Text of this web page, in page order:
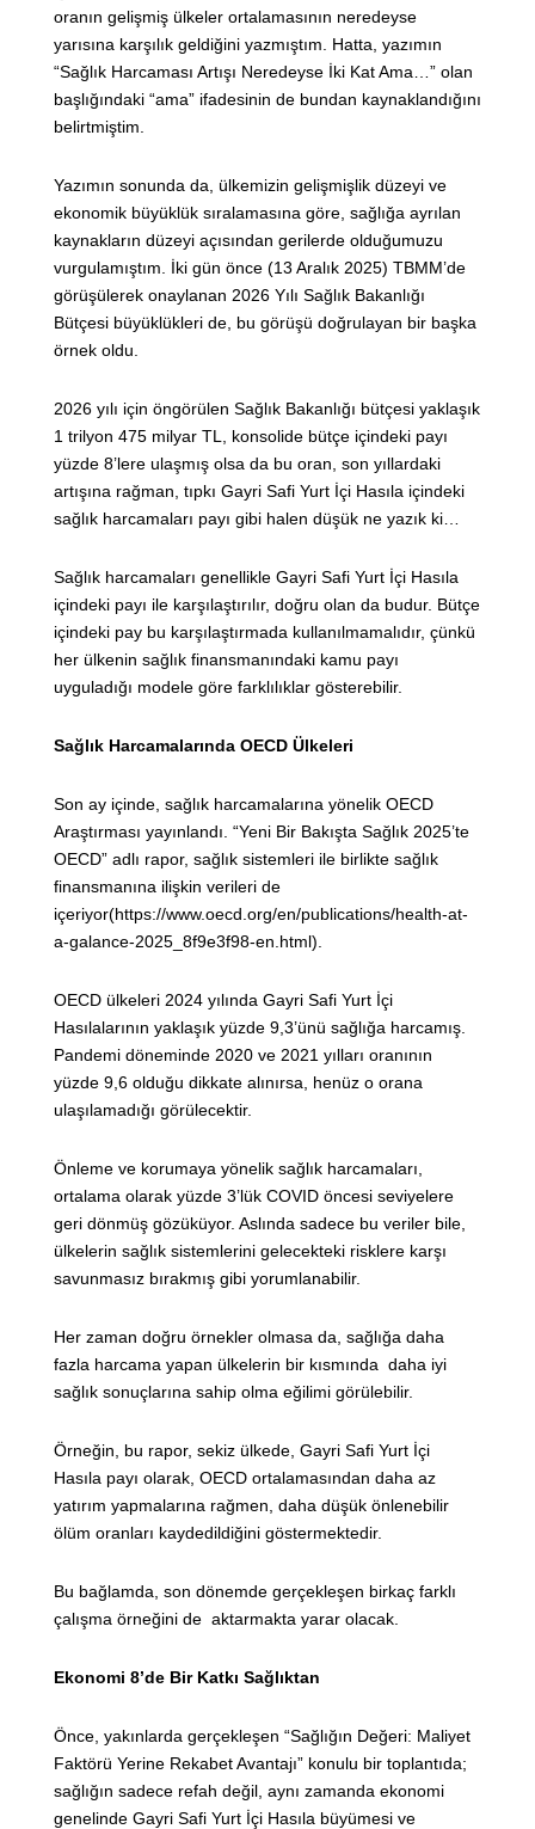
oranın gelişmiş ülkeler ortalamasının neredeyse
yarısına karşılık geldiğini yazmıştım. Hatta, yazımın
“Sağlık Harcaması Artışı Neredeyse İki Kat Ama…” olan
başlığındaki “ama” ifadesinin de bundan kaynaklandığını
belirtmiştim.
Yazımın sonunda da, ülkemizin gelişmişlik düzeyi ve
ekonomik büyüklük sıralamasına göre, sağlığa ayrılan
kaynakların düzeyi açısından gerilerde olduğumuzu
vurgulamıştım. İki gün önce (13 Aralık 2025) TBMM’de
görüşülerek onaylanan 2026 Yılı Sağlık Bakanlığı
Bütçesi büyüklükleri de, bu görüşü doğrulayan bir başka
örnek oldu.
2026 yılı için öngörülen Sağlık Bakanlığı bütçesi yaklaşık
1 trilyon 475 milyar TL, konsolide bütçe içindeki payı
yüzde 8’lere ulaşmış olsa da bu oran, son yıllardaki
artışına rağman, tıpkı Gayri Safi Yurt İçi Hasıla içindeki
sağlık harcamaları payı gibi halen düşük ne yazık ki…
Sağlık harcamaları genellikle Gayri Safi Yurt İçi Hasıla
içindeki payı ile karşılaştırılır, doğru olan da budur. Bütçe
içindeki pay bu karşılaştırmada kullanılmamalıdır, çünkü
her ülkenin sağlık finansmanındaki kamu payı
uyguladığı modele göre farklılıklar gösterebilir.
Sağlık Harcamalarında OECD Ülkeleri
Son ay içinde, sağlık harcamalarına yönelik OECD
Araştırması yayınlandı. “Yeni Bir Bakışta Sağlık 2025’te
OECD” adlı rapor, sağlık sistemleri ile birlikte sağlık
finansmanına ilişkin verileri de
içeriyor(https://www.oecd.org/en/publications/health-at-
a-galance-2025_8f9e3f98-en.html).
OECD ülkeleri 2024 yılında Gayri Safi Yurt İçi
Hasılalarının yaklaşık yüzde 9,3’ünü sağlığa harcamış.
Pandemi döneminde 2020 ve 2021 yılları oranının
yüzde 9,6 olduğu dikkate alınırsa, henüz o orana
ulaşılamadığı görülecektir.
Önleme ve korumaya yönelik sağlık harcamaları,
ortalama olarak yüzde 3’lük COVID öncesi seviyelere
geri dönmüş gözüküyor. Aslında sadece bu veriler bile,
ülkelerin sağlık sistemlerini gelecekteki risklere karşı
savunmasız bırakmış gibi yorumlanabilir.
Her zaman doğru örnekler olmasa da, sağlığa daha
fazla harcama yapan ülkelerin bir kısmında daha iyi
sağlık sonuçlarına sahip olma eğilimi görülebilir.
Örneğin, bu rapor, sekiz ülkede, Gayri Safi Yurt İçi
Hasıla payı olarak, OECD ortalamasından daha az
yatırım yapmalarına rağmen, daha düşük önlenebilir
ölüm oranları kaydedildiğini göstermektedir.
Bu bağlamda, son dönemde gerçekleşen birkaç farklı
çalışma örneğini de aktarmakta yarar olacak.
Ekonomi 8’de Bir Katkı Sağlıktan
Önce, yakınlarda gerçekleşen “Sağlığın Değeri: Maliyet
Faktörü Yerine Rekabet Avantajı” konulu bir toplantıda;
sağlığın sadece refah değil, aynı zamanda ekonomi
genelinde Gayri Safi Yurt İçi Hasıla büyümesi ve